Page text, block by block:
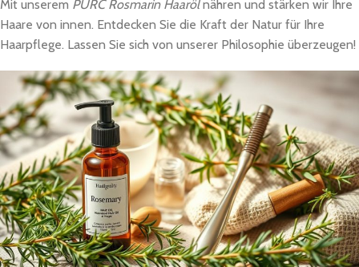
Mit unserem PURC Rosmarin Haarölnähren und stärken wir Ihre
Haare von innen. Entdecken Sie die Kraft der Natur für Ihre
Haarpflege. Lassen Sie sich von unserer Philosophie überzeugen!